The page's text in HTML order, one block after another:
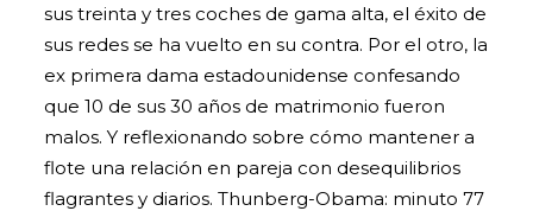
sus treinta y tres coches de gama alta, el éxito de
sus redes se ha vuelto en su contra. Por el otro, la
ex primera dama estadounidense confesando
que 10 de sus 30 años de matrimonio fueron
malos. Y reflexionando sobre cómo mantener a
flote una relación en pareja con desequilibrios
flagrantes y diarios. Thunberg-Obama: minuto 77